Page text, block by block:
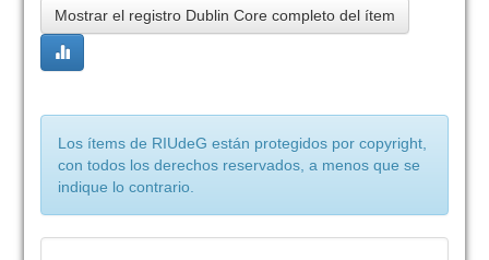
Mostrar el registro Dublin Core completo del ítem
Los ítems de RIUdeG están protegidos por copyright,
con todos los derechos reservados, a menos que se
indique lo contrario.